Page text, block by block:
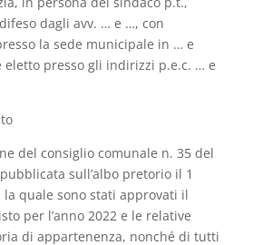
dagli avv. … e …, con
la sede municipale in … e
presso gli indirizzi p.e.c. … e
del consiglio comunale n. 35 del
sull’albo pretorio il 1
la quale sono stati approvati il
per l’anno 2022 e le relative
di appartenenza, nonché di tutti